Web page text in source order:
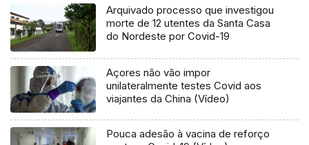
Arquivado processo que investigou
morte de 12 utentes da Santa Casa
do Nordeste por Covid-19
Açores não vão impor
unilateralmente testes Covid aos
viajantes da China (Vídeo)
Pouca adesão à vacina de reforço